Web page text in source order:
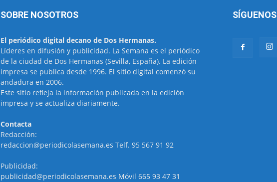
SOBRE NOSOTROS
El periódico digital decano de Dos Hermanas.
Líderes en difusión y publicidad. La Semana es el periódico
de la ciudad de Dos Hermanas (Sevilla, España). La edición
impresa se publica desde 1996. El sitio digital comenzó su
andadura en 2006.
Este sitio refleja la información publicada en la edición
impresa y se actualiza diariamente.
Contacta
Redacción:
redaccion@periodicolasemana.es Telf. 95 567 91 92
Publicidad:
publicidad@periodicolasemana.es Móvil 665 93 47 31
SÍGUENOS